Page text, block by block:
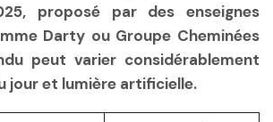
proposé par des enseignes
Darty ou Groupe Cheminées
peut varier considérablement
jour et lumière artificielle.